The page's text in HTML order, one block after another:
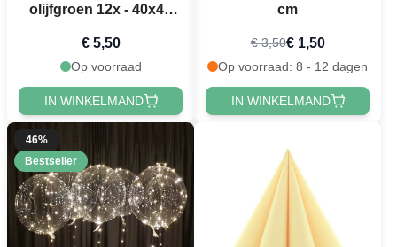
olijfgroen 12x - 40x40
€ 5,50
Op voorraad
IN WINKELMAND
cm
€ 3,50€ 1,50
Op voorraad: 8 - 12 dagen
IN WINKELMAND
46%
Bestseller